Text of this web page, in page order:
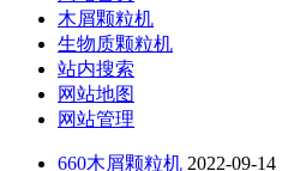
木屑颗粒机
生物质颗粒机
站内搜索
网站地图
网站管理
660木屑颗粒机 2022-09-14